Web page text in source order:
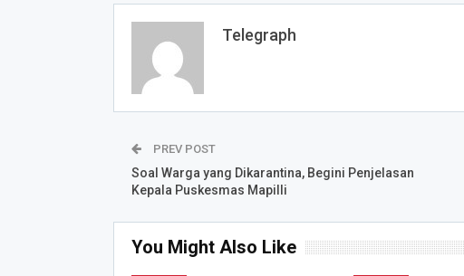
Telegraph
PREV POST
Soal Warga yang Dikarantina, Begini Penjelasan
Kepala Puskesmas Mapilli
You Might Also Like